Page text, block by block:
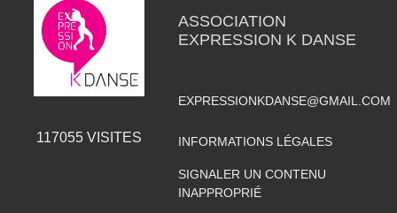
117055VISITES
ASSOCIATION
EXPRESSION K DANSE
EXPRESSIONKDANSE@GMAIL.COM
INFORMATIONS LÉGALES
SIGNALER UN CONTENU
INAPPROPRIÉ